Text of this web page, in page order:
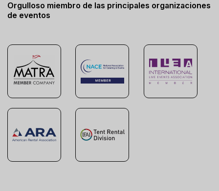
Orgulloso miembro de las principales organizaciones
de eventos